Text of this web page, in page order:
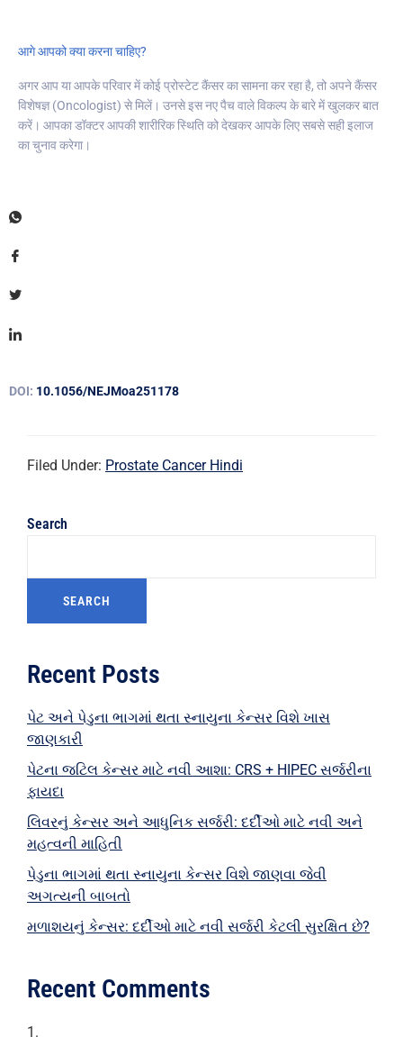
आगे आपको क्या करना चाहिए?
अगर आप या आपके परिवार में कोई प्रोस्टेट कैंसर का सामना कर रहा है, तो अपने कैंसर
विशेषज्ञ (Oncologist) से मिलें। उनसे इस नए पैच वाले विकल्प के बारे में खुलकर बात
करें। आपका डॉक्टर आपकी शारीरिक स्थिति को देखकर आपके लिए सबसे सही इलाज
का चुनाव करेगा।
DOI: 10.1056/NEJMoa251178
Filed Under: Prostate Cancer Hindi
Search
SEARCH
Recent Posts
પેટ અને પેડુના ભાગમાં થતા સ્નાયુના કેન્સર વિશે ખાસ
જાણકારી
પેટના જટિલ કેન્સર માટે નવી આશા: CRS + HIPEC સર્જરીના
ફાયદા
લિવરનું કેન્સર અને આધુનિક સર્જરી: દર્દીઓ માટે નવી અને
મહત્વની માહિતી
પેડુના ભાગમાં થતા સ્નાયુના કેન્સર વિશે જાણવા જેવી
અગત્યની બાબતો
મળાશયનું કેન્સર: દર્દીઓ માટે નવી સર્જરી કેટલી સુરક્ષિત છે?
Recent Comments